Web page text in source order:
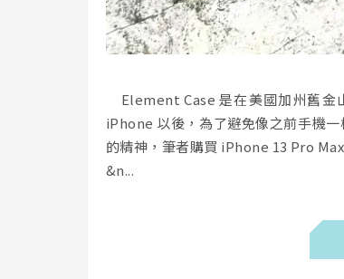
Element Case 是在美國加州舊金
iPhone 以後，為了避免像之前手機
的精神，筆者購買 iPhone 13 Pro
&n...